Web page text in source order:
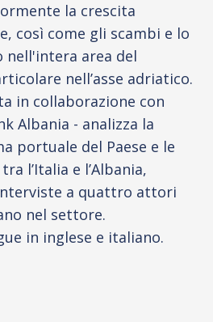
la crescita
così come gli scambi e lo
nell'intera area del
nell’asse adriatico.
in collaborazione con
Albania - analizza la
portuale del Paese e le
l’Italia e l’Albania,
a quattro attori
nel settore.
in inglese e italiano.